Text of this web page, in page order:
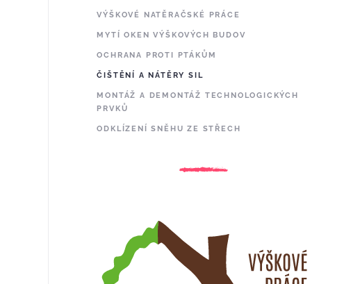
VÝŠKOVÉ NATĚRAČSKÉ PRÁCE
MYTÍ OKEN VÝŠKOVÝCH BUDOV
OCHRANA PROTI PTÁKŮM
ČIŠTĚNÍ A NÁTĚRY SIL
MONTÁŽ A DEMONTÁŽ TECHNOLOGICKÝCH
PRVKŮ
ODKLÍZENÍ SNĚHU ZE STŘECH